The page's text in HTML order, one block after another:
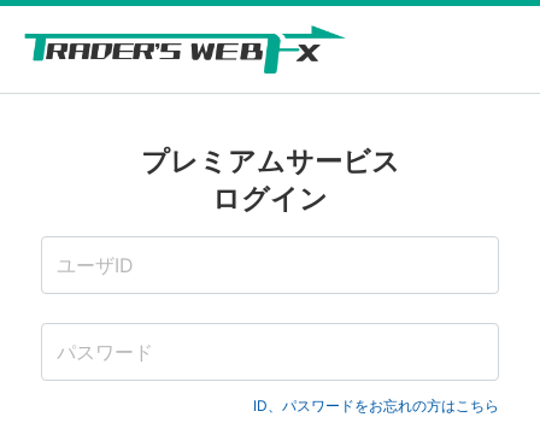
プレミアムサービス
ログイン
ID、パスワードをお忘れの方はこちら